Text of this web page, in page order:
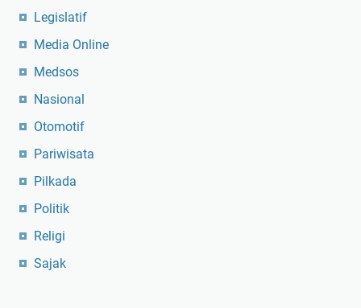
Legislatif
Media Online
Medsos
Nasional
Otomotif
Pariwisata
Pilkada
Politik
Religi
Sajak